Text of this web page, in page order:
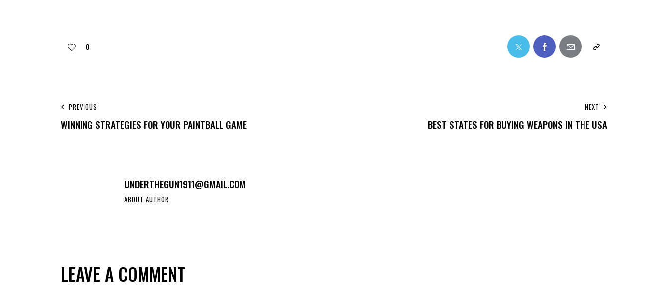
0
PREVIOUS
WINNING STRATEGIES FOR YOUR PAINTBALL GAME
NEXT
BEST STATES FOR BUYING WEAPONS IN THE USA
UNDERTHEGUN1911@GMAIL.COM
ABOUT AUTHOR
LEAVE A COMMENT